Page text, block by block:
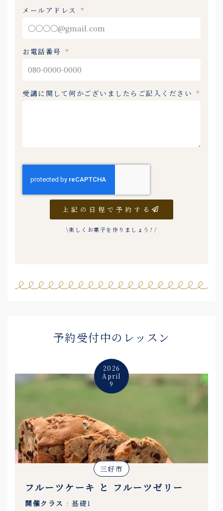
メールアドレス
お電話番号
受講に関して何かございましたらご記入ください
上記の日程で予約する
\楽しくお菓子を作りましょう !/
予約受付中のレッスン
2026
April
9
三好市
フルーツケーキ と フルーツゼリー
開催クラス : 基礎1